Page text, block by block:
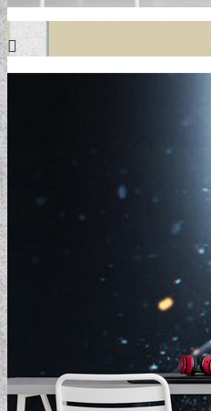
ELEMENTAL COLLECTION